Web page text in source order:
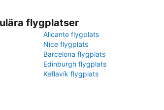
flygplatser
Alicante flygplats
Nice flygplats
Barcelona flygplats
Edinburgh flygplats
Keflavík flygplats